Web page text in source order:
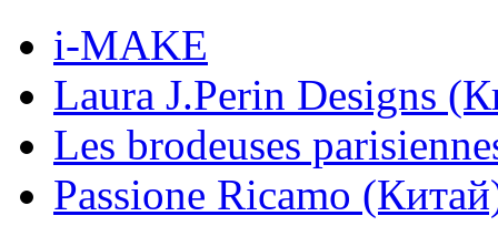
i-MAKE
Laura J.Perin Designs
Les brodeuses
Passione Ricamo